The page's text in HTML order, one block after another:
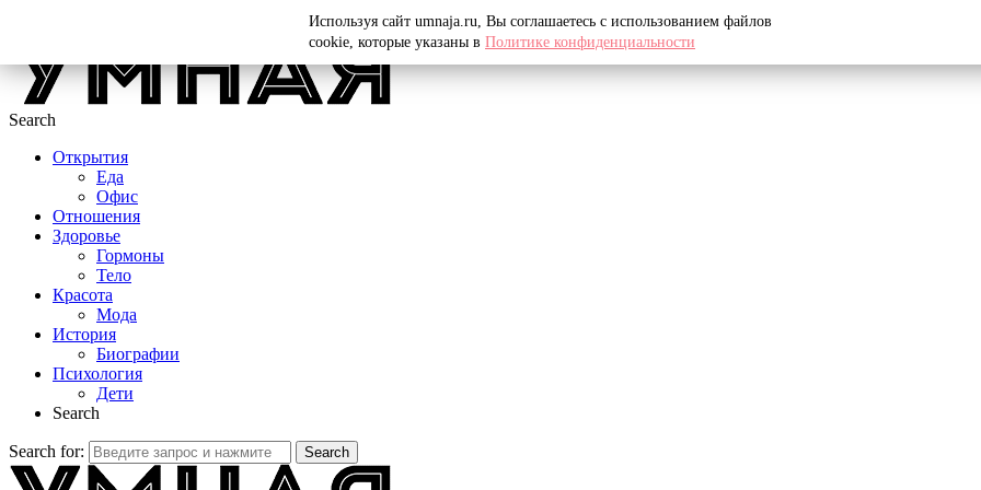
Search
Открытия
Еда
Офис
Отношения
Здоровье
Гормоны
Тело
Красота
Мода
История
Биографии
Психология
Дети
Search
Search for: Search
Используя сайт umnaja.ru, Вы соглашаетесь с использованием файлов
cookie, которые указаны в Политике конфиденциальности